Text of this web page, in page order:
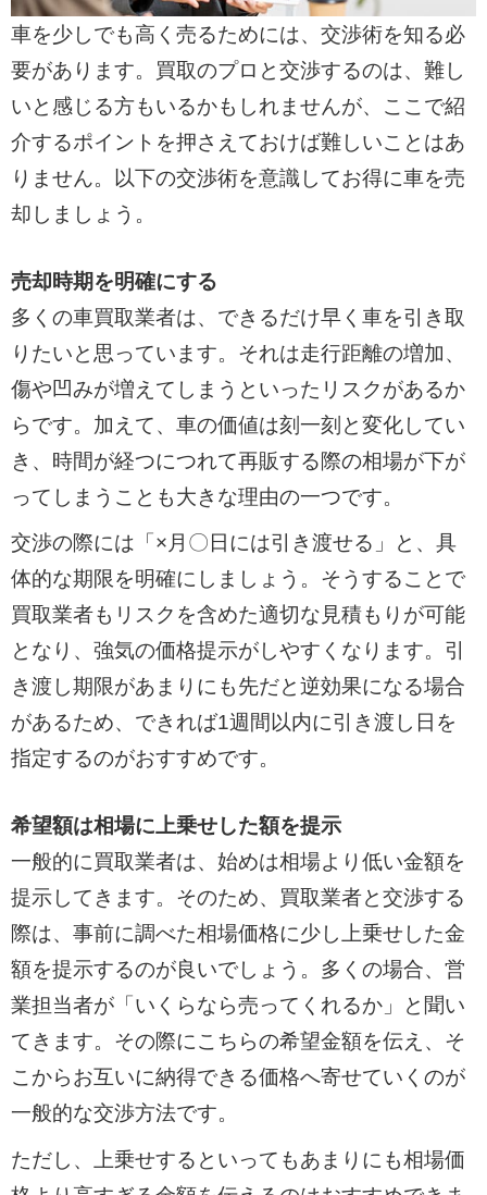
車を少しでも高く売るためには、交渉術を知る必
要があります。買取のプロと交渉するのは、難し
いと感じる方もいるかもしれませんが、ここで紹
介するポイントを押さえておけば難しいことはあ
りません。以下の交渉術を意識してお得に車を売
却しましょう。
売却時期を明確にする
多くの車買取業者は、できるだけ早く車を引き取
りたいと思っています。それは走行距離の増加、
傷や凹みが増えてしまうといったリスクがあるか
らです。加えて、車の価値は刻一刻と変化してい
き、時間が経つにつれて再販する際の相場が下が
ってしまうことも大きな理由の一つです。
交渉の際には「×月〇日には引き渡せる」と、具
体的な期限を明確にしましょう。そうすることで
買取業者もリスクを含めた適切な見積もりが可能
となり、強気の価格提示がしやすくなります。引
き渡し期限があまりにも先だと逆効果になる場合
があるため、できれば1週間以内に引き渡し日を
指定するのがおすすめです。
希望額は相場に上乗せした額を提示
一般的に買取業者は、始めは相場より低い金額を
提示してきます。そのため、買取業者と交渉する
際は、事前に調べた相場価格に少し上乗せした金
額を提示するのが良いでしょう。多くの場合、営
業担当者が「いくらなら売ってくれるか」と聞い
てきます。その際にこちらの希望金額を伝え、そ
こからお互いに納得できる価格へ寄せていくのが
一般的な交渉方法です。
ただし、上乗せするといってもあまりにも相場価